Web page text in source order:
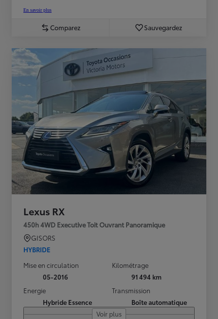
En savoir plus
Comparez Sauvegardez
Lexus RX
450h 4WD Executive Toit Ouvrant Panoramique
GISORS
HYBRIDE
Mise en circulation
05-2016
Kilométrage
91 494 km
Energie
Hybride Essence
Transmission
Boîte automatique
Voir plus